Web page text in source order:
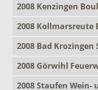
2008 Kenzingen
2008 Kollmarsreute
2008 Bad
2008 Görwihl
2008 Staufen Wein-